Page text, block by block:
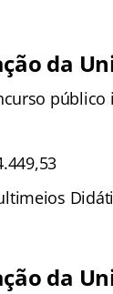
da
público
da